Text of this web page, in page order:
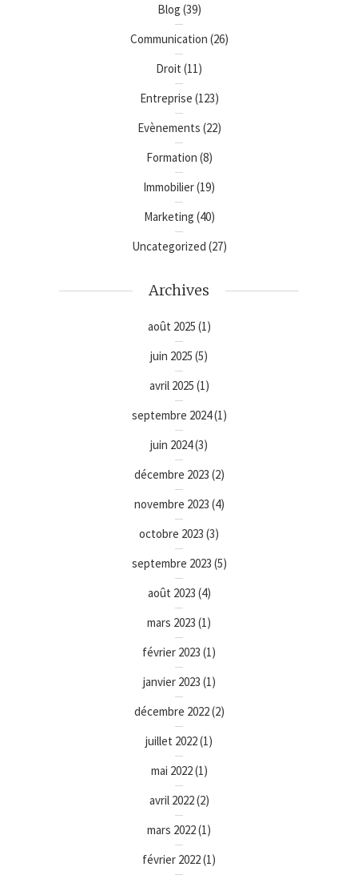
Blog (39)
Communication (26)
Droit (11)
Entreprise (123)
Evènements (22)
Formation (8)
Immobilier(19)
Marketing (40)
Uncategorized (27)
Archives
août 2025 (1)
juin 2025 (5)
avril 2025 (1)
septembre 2024(1)
juin 2024(3)
décembre 2023 (2)
novembre 2023 (4)
octobre 2023 (3)
septembre 2023 (5)
août 2023 (4)
mars 2023 (1)
février 2023 (1)
janvier 2023 (1)
décembre 2022(2)
juillet 2022(1)
mai 2022(1)
avril 2022(2)
mars 2022(1)
février 2022(1)